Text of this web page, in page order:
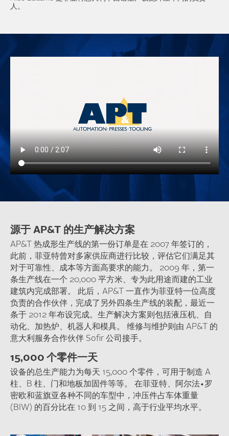
人。
源于 AP&T 的生产解决方案
AP&T 热成形生产线的第一份订单是在 2007 年签订的，
此前，菲亚特曾对多家供应商进行比较，评估它们满足其
对于可靠性、成本等方面高要求的能力。 2009 年，第一
条生产线在一个 20,000 平方米、专为此用途而建的工业
建筑内完成部署。 此后，AP&T 一直作为菲亚特一位高度
负责的合作伙伴，完成了另外四条生产线的装配，最近一
条于 2012 年布设完成。生产解决方案则包括液压机、自
动化、加热炉、机器人和模具。 维修与维护则由 AP&T 的
意大利服务合作伙伴 Sofir 公司接手。
15,000 个零件一天
设备的总生产能力为每天 15,000 个零件，可用于制造 A
柱、B 柱、门和地板加固件等等。 在菲亚特、阿尔法•罗
密欧和蓝旗亚各种不同的车型中，冲压件占车体重量
(BIW) 的百分比在 10 到 15 之间，高于行业平均水平。